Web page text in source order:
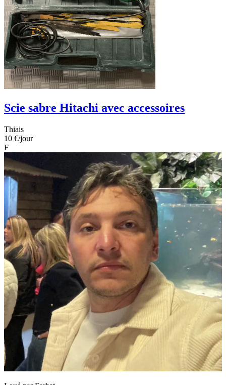
Scie sabre Hitachi avec accessoires
Thiais
10 €/jour
F